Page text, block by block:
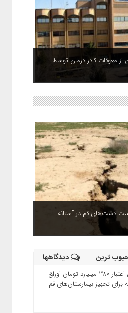
تومان از معوقات کادر درمان توسط
دشت‌های قم در آستانه
ترین دیدگاهها
تامین اعتبار ۳۸۰ میلیارد تومان اوراق
برای تجهیز بیمارستان‌های قم